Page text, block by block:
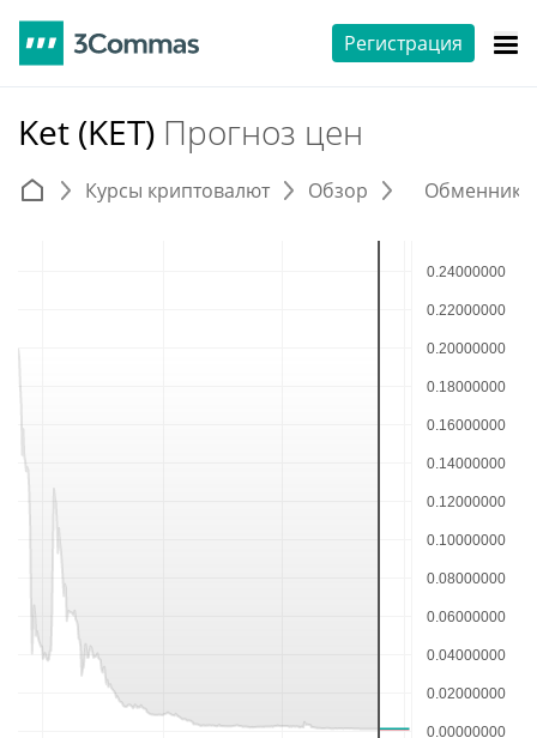
Регистрация
Ket (KET) Прогноз цен
Курсы криптовалют Обзор